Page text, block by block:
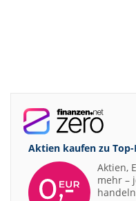
Aktien kaufen zu
Aktien,
mehr –